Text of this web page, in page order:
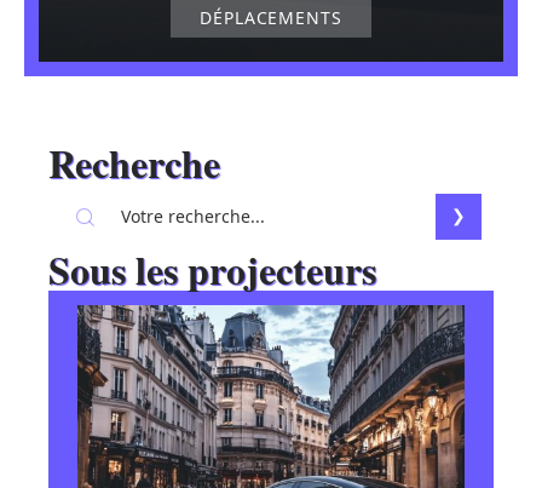
DÉPLACEMENTS
Recherche
Sous les projecteurs